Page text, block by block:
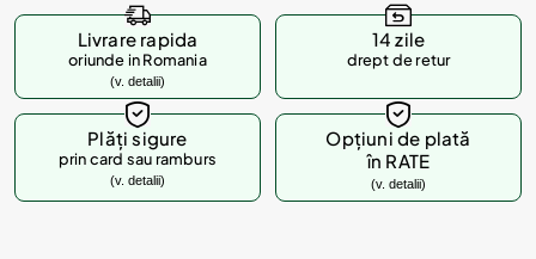
Livrare rapida
oriunde in Romania
(v. detalii)
14 zile
drept de retur
Plăți sigure
prin card sau ramburs
(v. detalii)
Opțiuni de plată
în RATE
(v. detalii)